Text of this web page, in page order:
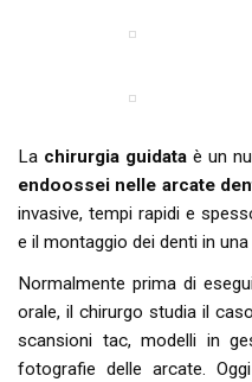
La chirurgia guidata è un
endoossei nelle arcate
invasive, tempi rapidi e
e il montaggio dei denti in
Normalmente prima di
orale, il chirurgo studia il
scansioni tac, modelli in
fotografie delle arcate.